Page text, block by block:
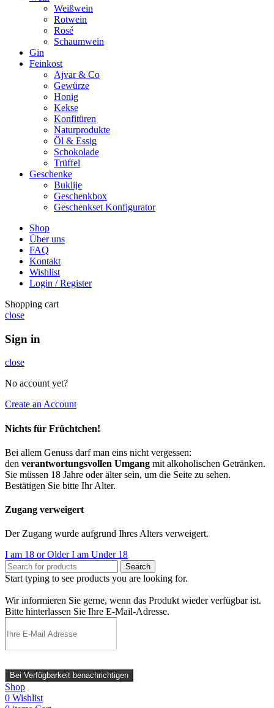
Weißwein
Rotwein
Rosé
Schaumwein
Gin
Feinkost
Ajvar & Co
Gewürze
Honig
Kekse
Konfitüren
Naturprodukte
Öl & Essig
Schokolade
Trüffel
Geschenke
Buklije
Geschenkbox
Geschenkset Konfigurator
Shop
Über uns
FAQ
Kontakt
Wishlist
Login / Register
Shopping cart
close
Sign in
close
No account yet?
Create an Account
Nichts für Früchtchen!
Bei allem Genuss darf man eins nicht vergessen:
den verantwortungsvollen Umgang mit alkoholischen Getränken.
Sie müssen 18 Jahre oder älter sein, um die Seite zu sehen.
Bestätigen Sie bitte Ihr Alter.
Zugang verweigert
Der Zugang wurde aufgrund Ihres Alters verweigert.
I am 18 or OlderI am Under 18
Search
Start typing to see products you are looking for.
Wir informieren Sie gerne, wenn das Produkt wieder verfügbar ist.
Bitte hinterlassen Sie Ihre E-Mail-Adresse.
Bei Verfügbarkeit benachrichtigen
Shop
0 Wishlist